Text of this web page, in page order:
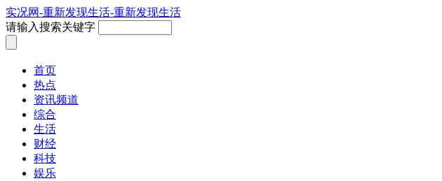
实况网-重新发现生活-重新发现生活
请输入搜索关键字
首页
热点
资讯频道
综合
生活
财经
科技
娱乐